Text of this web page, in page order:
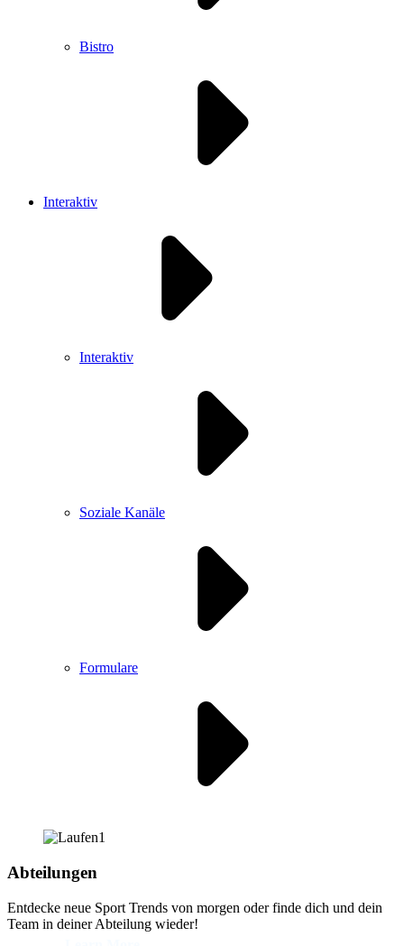
Bistro
Interaktiv
Interaktiv
Soziale Kanäle
Formulare
Abteilungen
Entdecke neue Sport Trends von morgen oder finde dich und dein
Team in deiner Abteilung wieder!